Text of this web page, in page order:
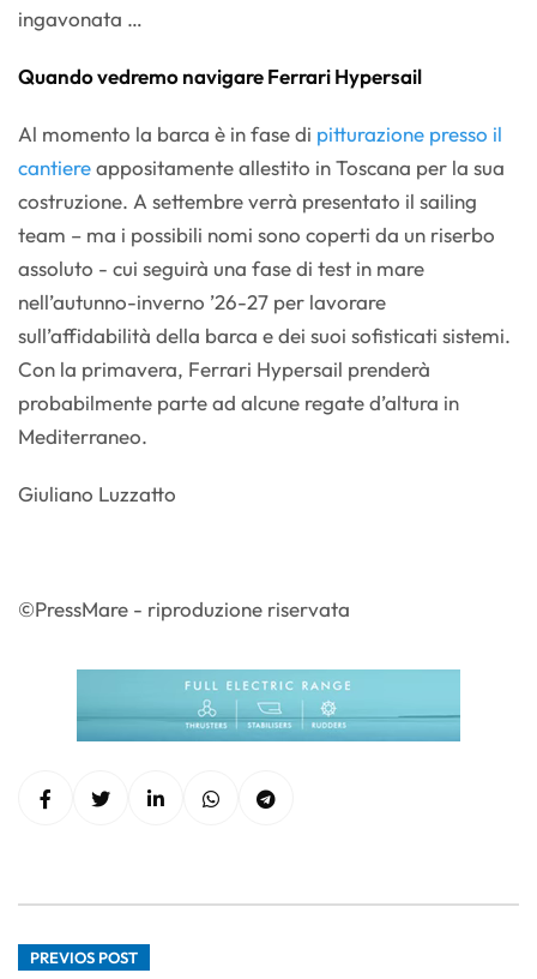
ingavonata …
Quando vedremo navigare Ferrari Hypersail
Al momento la barca è in fase di pitturazione presso il
cantiereappositamente allestito in Toscana per la sua
costruzione. A settembre verrà presentato il sailing
team – ma i possibili nomi sono coperti da un riserbo
assoluto - cui seguirà una fase di test in mare
nell’autunno-inverno ’26-27 per lavorare
sull’affidabilità della barca e dei suoi sofisticati sistemi.
Con la primavera, Ferrari Hypersail prenderà
probabilmente parte ad alcune regate d’altura in
Mediterraneo.
Giuliano Luzzatto
©PressMare - riproduzione riservata
PREVIOS POST